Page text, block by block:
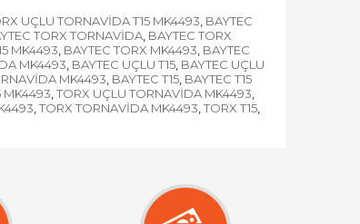
UÇLU TORNAVİDA T15 MK4493, BAYTEC
TORX TORNAVİDA, BAYTEC TORX
MK4493, BAYTEC TORX MK4493, BAYTEC
MK4493, BAYTEC UÇLU T15, BAYTEC UÇLU
MK4493, BAYTEC T15, BAYTEC T15
MK4493, TORX UÇLU TORNAVİDA MK4493,
, TORX TORNAVİDA MK4493, TORX T15,